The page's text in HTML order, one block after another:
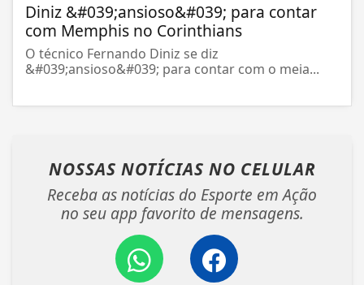
Diniz &#039;ansioso&#039; para contar
com Memphis no Corinthians
O técnico Fernando Diniz se diz
&#039;ansioso&#039; para contar com o meia...
NOSSAS NOTÍCIAS NO CELULAR
Receba as notícias do Esporte em Ação
no seu app favorito de mensagens.